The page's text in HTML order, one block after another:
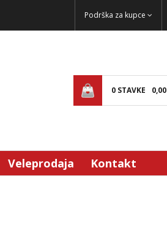
Podrška za kupce
0 STAVKE 0,00
Veleprodaja Kontakt